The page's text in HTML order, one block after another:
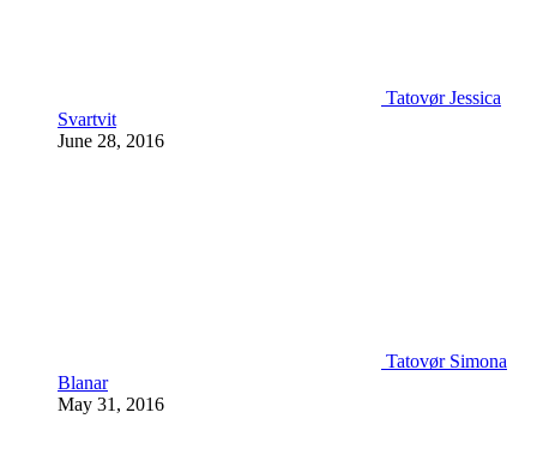
Tatovør Jessica
Svartvit
June 28, 2016
Tatovør Simona
Blanar
May 31, 2016